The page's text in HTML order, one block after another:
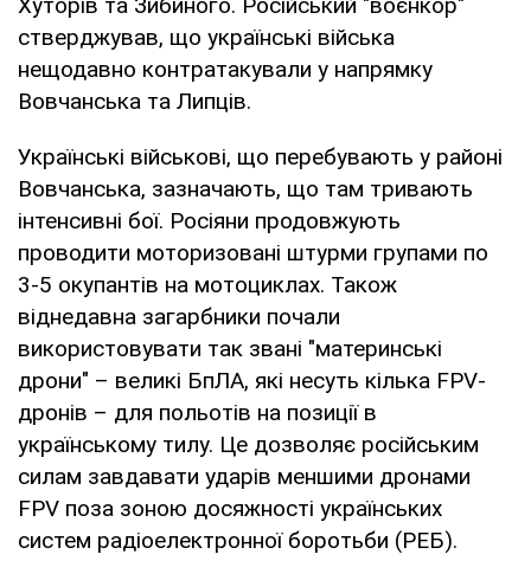
стверджував, що українські війська
нещодавно контратакували у напрямку
Вовчанська та Липців.
Українські військові, що перебувають у районі
Вовчанська, зазначають, що там тривають
інтенсивні бої. Росіяни продовжують
проводити моторизовані штурми групами по
3-5 окупантів на мотоциклах. Також
віднедавна загарбники почали
використовувати так звані "материнські
дрони" – великі БпЛА, які несуть кілька FPV-
дронів – для польотів на позиції в
українському тилу. Це дозволяє російським
силам завдавати ударів меншими дронами
FPV поза зоною досяжності українських
систем радіоелектронної боротьби (РЕБ).